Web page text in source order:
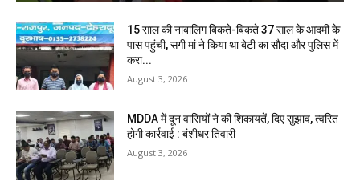
15 साल की नाबालिग बिकते-बिकते 37 साल के आदमी के
पास पहुंची, सगी मां ने किया था बेटी का सौदा और पुलिस में
करा...
August 3, 2026
MDDA में दून वासियों ने की शिकायतें, दिए सुझाव, त्वरित
होगी कार्रवाई : बंशीधर तिवारी
August 3, 2026